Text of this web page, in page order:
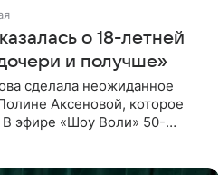
о 18-летней
и получше»
сделала неожиданное
Аксеновой, которое
В эфире «Шоу Воли» 50-